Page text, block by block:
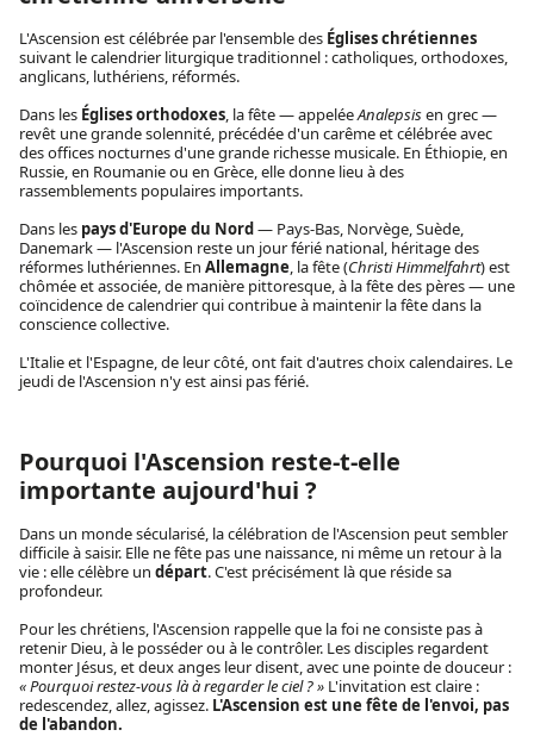
L'Ascension est célébrée par l'ensemble des Églises chrétiennes
suivant le calendrier liturgique traditionnel : catholiques, orthodoxes,
anglicans, luthériens, réformés.
Dans les Églises orthodoxes, la fête — appeléeAnalepsisen grec —
revêt une grande solennité, précédée d'un carême et célébrée avec
des offices nocturnes d'une grande richesse musicale. En Éthiopie, en
Russie, en Roumanie ou en Grèce, elle donne lieu à des
rassemblements populaires importants.
Dans les pays d'Europe du Nord— Pays-Bas, Norvège, Suède,
Danemark — l'Ascension reste un jour férié national, héritage des
réformes luthériennes. En Allemagne, la fête (Christi Himmelfahrt) est
chômée et associée, de manière pittoresque, à la fête des pères — une
coïncidence de calendrier qui contribue à maintenir la fête dans la
conscience collective.
L'Italie et l'Espagne, de leur côté, ont fait d'autres choix calendaires. Le
jeudi de l'Ascension n'y est ainsi pas férié.
Pourquoi l'Ascension reste-t-elle
importante aujourd'hui ?
Dans un monde sécularisé, la célébration de l'Ascension peut sembler
difficile à saisir. Elle ne fête pas une naissance, ni même un retour à la
vie : elle célèbre un départ. C'est précisément là que réside sa
profondeur.
Pour les chrétiens, l'Ascension rappelle que la foi ne consiste pas à
retenir Dieu, à le posséder ou à le contrôler. Les disciples regardent
monter Jésus, et deux anges leur disent, avec une pointe de douceur :
« Pourquoi restez-vous là à regarder le ciel ? » L'invitation est claire :
redescendez, allez, agissez. L'Ascension est une fête de l'envoi, pas
de l'abandon.